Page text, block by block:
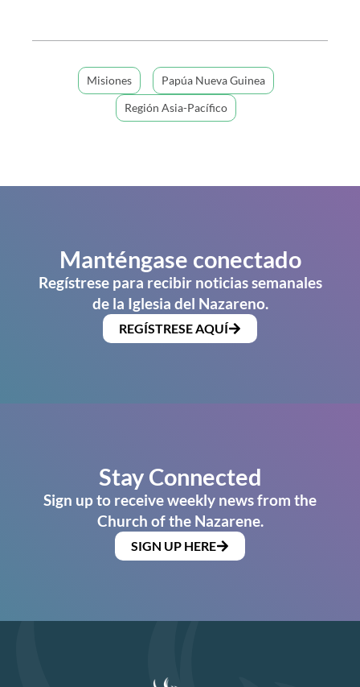
Misiones
Papúa Nueva Guinea
Región Asia-Pacífico
Manténgase conectado
Regístrese para recibir noticias semanales
de la Iglesia del Nazareno.
REGÍSTRESE AQUÍ
Stay Connected
Sign up to receive weekly news from the
Church of the Nazarene.
SIGN UP HERE